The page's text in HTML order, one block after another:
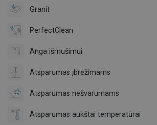
Granit
PerfectClean
Anga išmušimui
Atsparumas įbrėžimams
Atsparumas nešvarumams
Atsparumas aukštai temperatūrai